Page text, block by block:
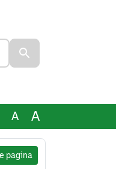
A A
pagina